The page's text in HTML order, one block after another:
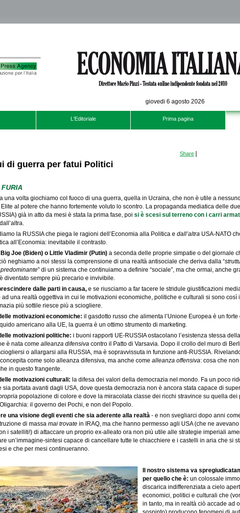
giovedi 6 agosto 2026
L'Editoriale Prima pagina
Share
di guerra per fatui Politici
una volta giochiamo col fuoco di una guerra, quella in Ucraina, che non è utile a
Elite al potere che hanno fortemente voluto lo scontro. La propaganda mediatica delle
già in atto da mesi è stata la prima fase, poi si è scesi sul terreno con i carri
la RUSSIA che piega le ragioni dell’Economia alla Politica e dall’altra USA-NATO
all’Economia: inevitabile il contrasto.
Joe (Biden) o Little Vladimir (Putin) a seconda delle proprie simpatie o del giornale
neghiamo a noi stessi la comprensione di una realtà antisociale che deriva dalla “
” di un sistema che continuiamo a definire “sociale”, ma che ormai, anche
diventato sempre più precario e invivibile.
dalle parti in causa, e se riusciamo a far tacere le stridule giustificazioni
ad una realtà oggettiva in cui le motivazioni economiche, politiche e culturali si sono così
più sottile riesce più a sciogliere.
motivazioni economiche: il gasdotto russo che alimenta l’Unione Europea è un
americano alla UE, la guerra è un ottimo strumento di marketing.
motivazioni politiche: i buoni rapporti UE-RUSSIA ostacolano l’esistenza stessa
è nata come alleanza difensiva contro il Patto di Varsavia. Dopo il crollo del muro di
o allargarsi alla RUSSIA, ma è sopravvissuta in funzione anti-RUSSIA.
come solo alleanza difensiva, ma anche come alleanza offensiva: cosa che
in questo frangente.
motivazioni culturali: la difesa dei valori della democrazia nel mondo. Fa un poco
sia portata avanti dagli USA, dove questa democrazia non è ancora stata capace di
popolazione di colore e dove la miracolata classe dei ricchi stravince su quella dei
il governo dei Pochi, e non del Popolo.
una visione degli eventi che sia aderente alla realtà - e non svegliarci dopo anni
di massa mai trovate in IRAQ, ma che hanno permesso agli USA (che ne
i satelliti!) di attaccare un proprio ex-alleato ora non più utile alle strategie imperiali
un’immagine-sintesi capace di cancellare tutte le chiacchiere e i castelli in aria che si
e che per mesi continueranno.
Il nostro sistema va
per quello che è: un colossale
discarica indifferenziata a cielo
economici, politici e culturali che
in tanto, ma in realtà ciò accade ad